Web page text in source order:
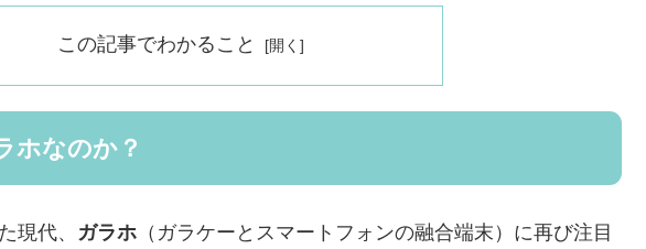
この記事でわかること
ホなのか？
現代、 ガラホ （ガラケーとスマートフォンの融合端末）に再び注目